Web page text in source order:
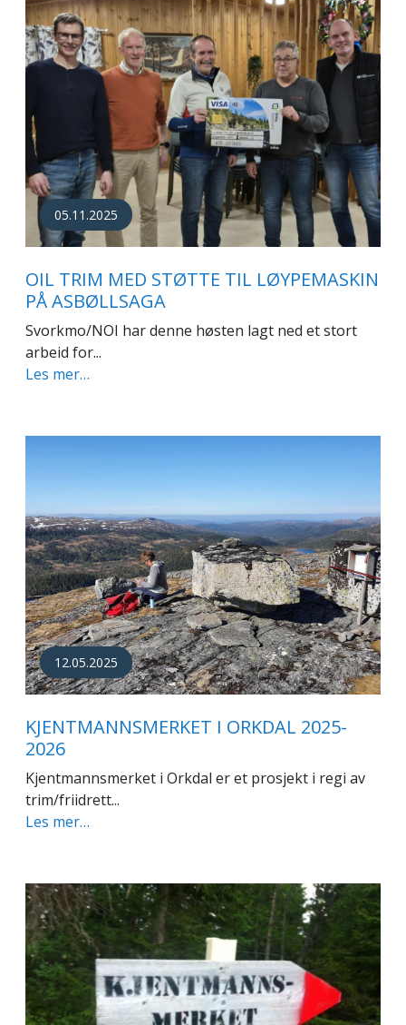
05.11.2025
OIL TRIM MED STØTTE TIL LØYPEMASKIN
PÅ ASBØLLSAGA
Svorkmo/NOI har denne høsten lagt ned et stort
arbeid for...
Les mer…
12.05.2025
KJENTMANNSMERKET I ORKDAL 2025-
2026
Kjentmannsmerket i Orkdal er et prosjekt i regi av
trim/friidrett...
Les mer…